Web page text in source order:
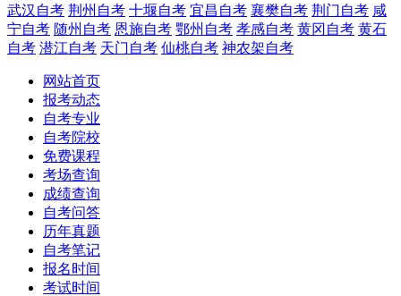
武汉自考 荆州自考 十堰自考 宜昌自考 襄樊自考 荆门自考 咸
宁自考 随州自考 恩施自考 鄂州自考 孝感自考 黄冈自考 黄石
自考 潜江自考 天门自考 仙桃自考 神农架自考
网站首页
报考动态
自考专业
自考院校
免费课程
考场查询
成绩查询
自考问答
历年真题
自考笔记
报名时间
考试时间